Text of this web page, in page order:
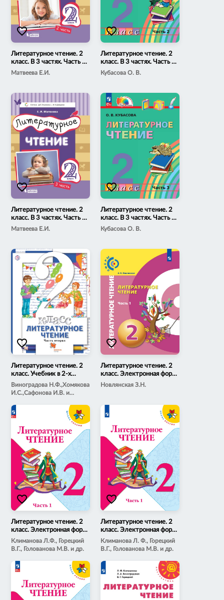
Литературное чтение. 2
класс. В 3 частях. Часть 2.
Электронная форма
Матвеева Е.И.
favorite_border
Литературное чтение. 2
класс. В 3 частях. Часть 2.
Электронная форма
учебного пособия
Кубасова О. В.
favorite_border
Литературное чтение. 2
класс. В 3 частях. Часть 3.
Электронная форма
Матвеева Е.И.
favorite_border
Литературное чтение. 2
класс. В 3 частях. Часть 3.
Электронная форма
учебного пособия
Кубасова О. В.
favorite_border
Литературное чтение. 2
класс. Учебник в 2-х
частях. Часть 2.
Виноградова Н.Ф.,Хомякова
И.С.,Сафонова И.В. и
Н.Ф.
favorite_border
Литературное чтение. 2
класс. Электронная форма
учебника. В 2 ч. Часть 1
Новлянская З.Н.
favorite_border
Литературное чтение. 2
класс. Электронная форма
учебника. В 2 ч. Часть 1
Климанова Л.Ф., Горецкий
В.Г., Голованова М.В. и др.
favorite_border
Литературное чтение. 2
класс. Электронная форма
учебника. В 2 ч. Часть 1
Климанова Л. Ф., Горецкий
В.Г., Голованова М.В. и др.
favorite_border